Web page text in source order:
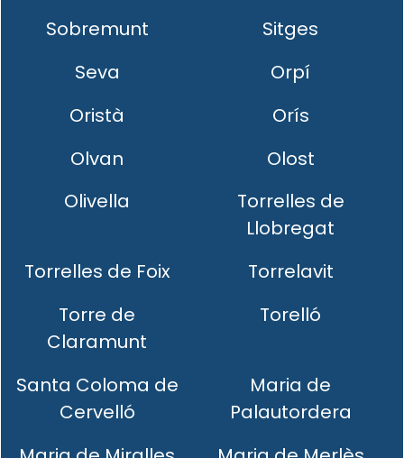
Sobremunt
Sitges
Seva
Orpí
Oristà
Orís
Olvan
Olost
Olivella
Torrelles de
Llobregat
Torrelles de Foix
Torrelavit
Torre de
Claramunt
Torelló
Santa Coloma de
Cervelló
Maria de
Palautordera